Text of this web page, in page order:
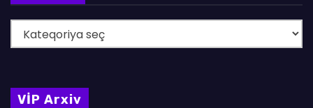
ö
m
VİP Arxiv